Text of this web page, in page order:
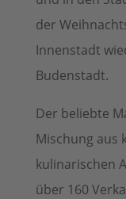
der
Innenstadt
Budenstadt.
Der beliebte
Mischung aus
kulinarischen
über 160